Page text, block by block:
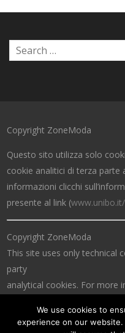
Copyright ZoneModa
Questo sito utilizza solo
cookie analitici di terza parte
informazioni clicchi
presente al link (
Copyright ZoneModa
This site uses only technical
party
analytical cookies. For more
We use cookies to
experience on our